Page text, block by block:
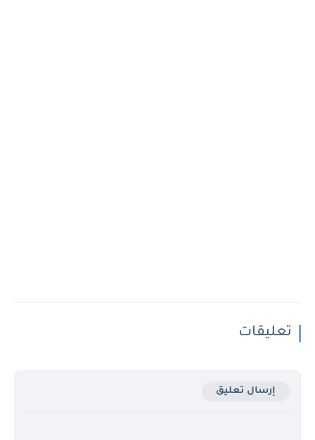
تعليقات
إرسال تعليق